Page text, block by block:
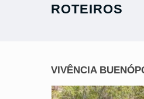
ROTEIROS
VIVÊNCIA